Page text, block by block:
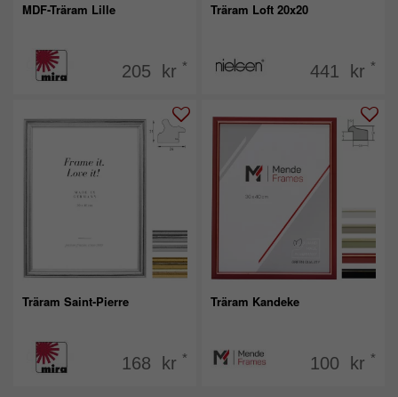
MDF-Träram Lille
205 kr *
Träram Loft 20x20
441 kr *
Träram Saint-Pierre
168 kr *
Träram Kandeke
100 kr *